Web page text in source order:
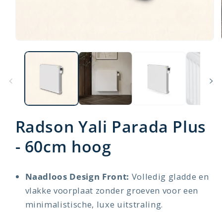
Radson Yali Parada Plus
- 60cm hoog
Naadloos Design Front: Volledig gladde en
vlakke voorplaat zonder groeven voor een
minimalistische, luxe uitstraling.